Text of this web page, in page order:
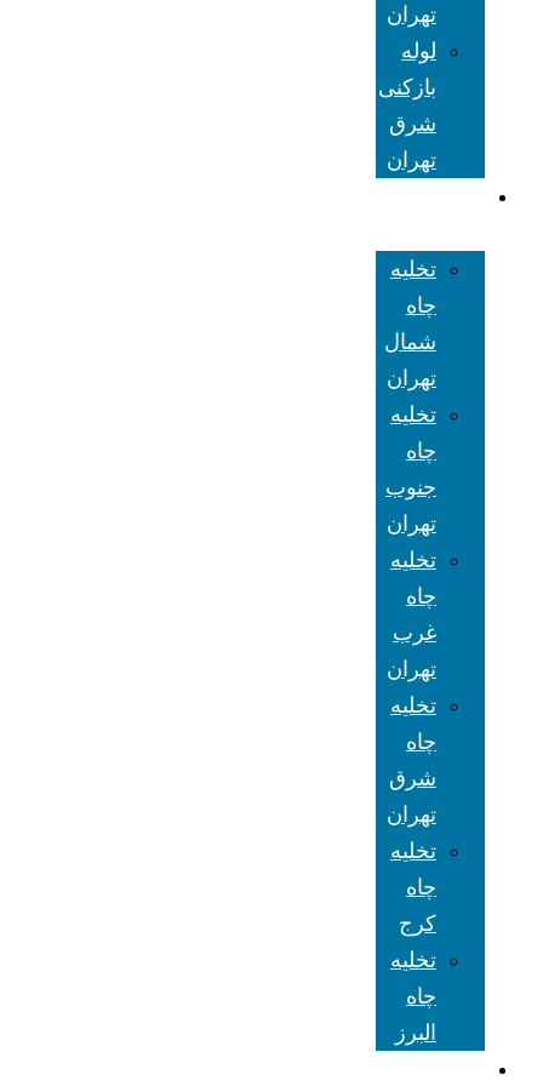
تهران
لوله
بازکنی
شرق
تهران
تخلیه
چاه
شمال
تهران
تخلیه
چاه
جنوب
تهران
تخلیه
چاه
غرب
تهران
تخلیه
چاه
شرق
تهران
تخلیه
چاه
کرج
تخلیه
چاه
البرز